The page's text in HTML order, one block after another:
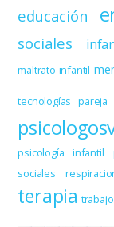
educación
sociales
maltrato infantil
tecnologías pareja
psicología infantil
sociales
terapia trabajo